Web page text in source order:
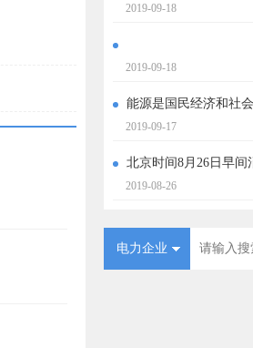
2019-09-18
2019-09-18
能源是国民经济和社会发展的重要基础。新中国
2019-09-17
北京时间8月26日早间消息，沃尔玛并不是唯一一家
2019-08-26
电力企业